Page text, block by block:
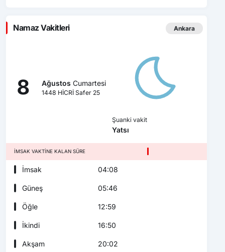
Namaz Vakitleri Ankara
8 Ağustos Cumartesi
1448 HİCRİ Safer 25
Şuanki vakit
Yatsı
İMSAK VAKTINE KALAN SÜRE
İmsak 04:08
Güneş 05:46
Öğle 12:59
İkindi 16:50
Akşam 20:02